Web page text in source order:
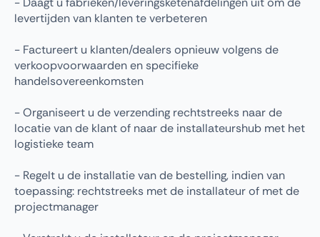
levertijden van klanten te verbeteren
- Factureert u klanten/dealers opnieuw volgens de
verkoopvoorwaarden en specifieke
handelsovereenkomsten
- Organiseert u de verzending rechtstreeks naar de
locatie van de klant of naar de installateurshub met het
logistieke team
- Regelt u de installatie van de bestelling, indien van
toepassing: rechtstreeks met de installateur of met de
projectmanager